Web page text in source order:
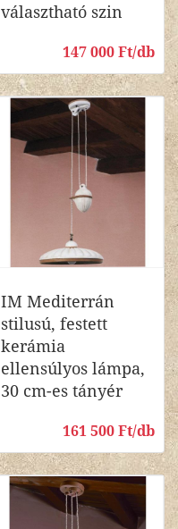
választható szin
147 000 Ft/db
IM Mediterrán
stilusú, festett
kerámia
ellensúlyos lámpa,
30 cm-es tányér
161 500 Ft/db